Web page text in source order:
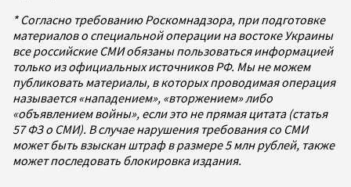
* Согласно требованию Роскомнадзора, при подготовке
материалов о специальной операции на востоке Украины
все российские СМИ обязаны пользоваться информацией
только из официальных источников РФ. Мы не можем
публиковать материалы, в которых проводимая операция
называется «нападением», «вторжением» либо
«объявлением войны», если это не прямая цитата (статья
57 ФЗ о СМИ). В случае нарушения требования со СМИ
может быть взыскан штраф в размере 5 млн рублей, также
может последовать блокировка издания.